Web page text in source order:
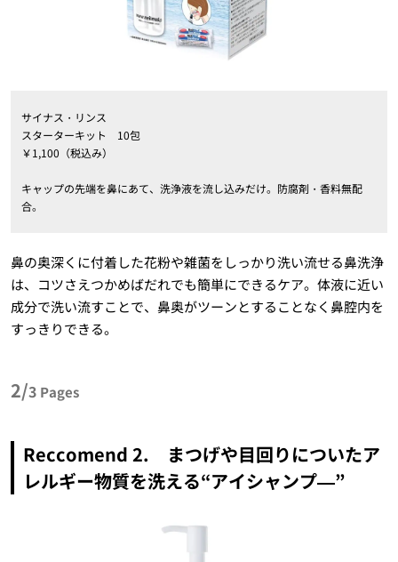
サイナス・リンス
スターターキット 10包
￥1,100（税込み）
キャップの先端を鼻にあて、洗浄液を流し込みだけ。防腐剤・香料無配
合。
鼻の奥深くに付着した花粉や雑菌をしっかり洗い流せる鼻洗浄
は、コツさえつかめばだれでも簡単にできるケア。体液に近い
成分で洗い流すことで、鼻奥がツーンとすることなく鼻腔内を
すっきりできる。
2/3 Pages
Reccomend 2. まつげや目回りについたア
レルギー物質を洗える“アイシャンプ―”